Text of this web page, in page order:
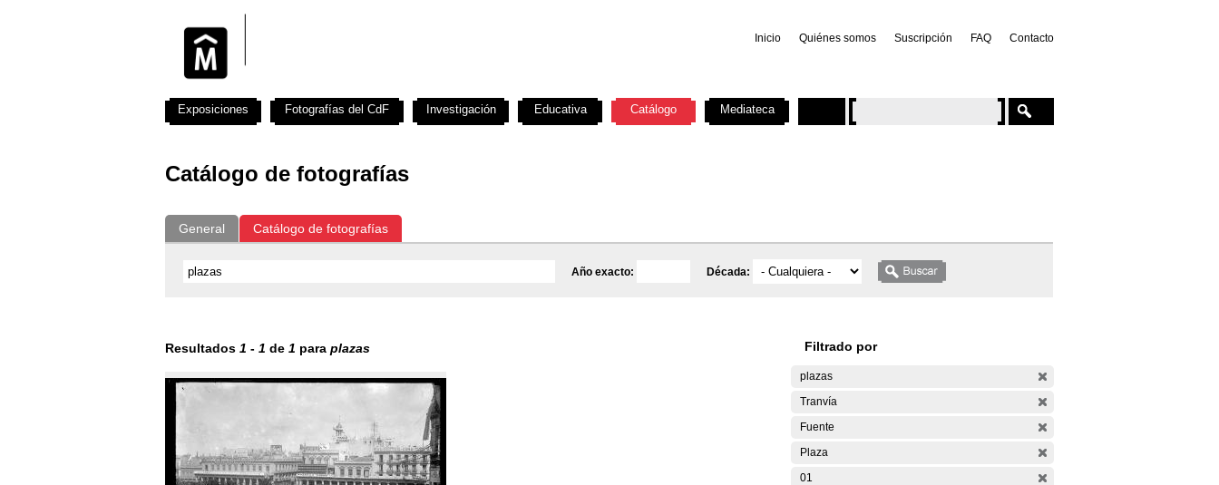
Inicio Quiénes somos Suscripción FAQ Contacto
Catálogo de fotografías
General Catálogo de fotografías
Año exacto: Década:
Resultados 1 - 1 de 1 para plazas Filtrado por
plazas
Tranvía
Fuente
Plaza
01
Exposiciones Fotografías del CdF Investigación Educativa Catálogo Mediateca